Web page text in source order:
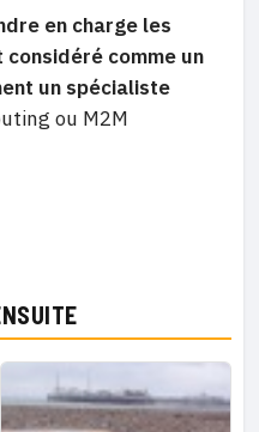
en charge les
considéré comme un
un spécialiste
ou M2M